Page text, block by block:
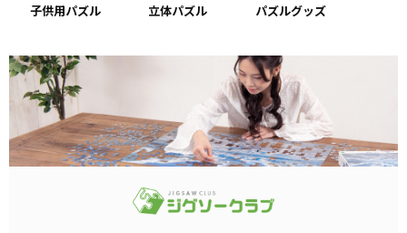
子供用パズル 立体パズル パズルグッズ